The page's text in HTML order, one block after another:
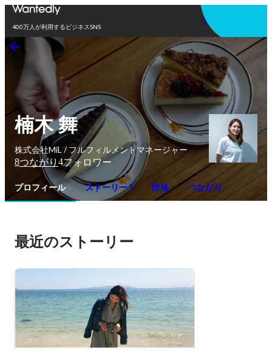
400万人が利用するビジネスSNS
アプリを使う
楠木 舞
株式会社MiL / フルフィルメントマネージャー
8つながり 4フォロワー
プロフィール ストーリー 1 性格 つながり
最近のストーリー